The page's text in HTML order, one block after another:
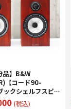
品】B&W
【コード90-
ックシェルフスピ
)
(税込)